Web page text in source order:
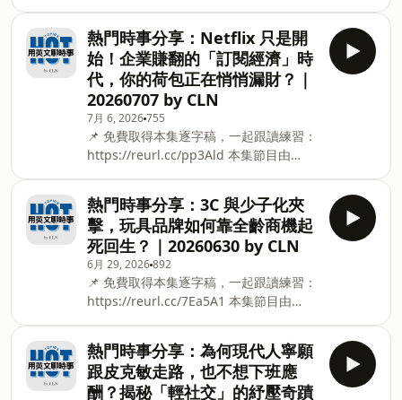
http://www.youtube.com/@hot.englishtopics
製作團隊：Reina Hsu、Lisa Zhang、
Lily Wong、Alice Chen、Joy Yuan、
Derek Tu CLN 英文一對一：https://cl
｜外語服務與培訓領導品牌】製作播出。
用易懂的英文，深入探討最新的熱門時
事、生活趨勢等議題。讓你輕鬆聽懂深度
話題，穩定提升你的英文實力！ 👇 填表單
訂閱 HOT 電子報，每月用簡單的英文，
了解世界趨勢： https://reurl.cc/kp1ear
👇 一邊看逐字稿一邊聽不是難事，我們在
YouTube 和 Spotify 滿足你的需求：
http://www.youtube.com/@hot.englishtopics
製作團隊：Reina Hsu、Lisa Zhang、
Lily Wong、Alice Chen、Joy Yuan、
Derek Tu CLN 英文一對一：http
熱門時事分享：Netflix 只是開
始！企業賺翻的「訂閱經濟」時
代，你的荷包正在悄悄漏財？｜
20260707 by CLN
7月 6, 2026755
📌 免費取得本集逐字稿，一起跟讀練習：
https://reurl.cc/pp3Ald 本集節目由
｜外語服務與培訓領導品牌】製作播出。
用易懂的英文，深入探討最新的熱門時
事、生活趨勢等議題。讓你輕鬆聽懂深度
話題，穩定提升你的英文實力！ 👇 填表單
訂閱 HOT 電子報，每月用簡單的英文，
了解世界趨勢： https://reurl.cc/kp1ear
👇 一邊看逐字稿一邊聽不是難事，我們在
YouTube 和 Spotify 滿足你的需求：
http://www.youtube.com/@hot.englishtopics
製作團隊：Reina Hsu、Lisa Zhang、
Lily Wong、Alice Chen、Joy Yuan、
熱門時事分享：3C 與少子化夾
擊，玩具品牌如何靠全齡商機起
死回生？｜20260630 by CLN
6月 29, 2026892
📌 免費取得本集逐字稿，一起跟讀練習：
https://reurl.cc/7Ea5A1 本集節目由
｜外語服務與培訓領導品牌】製作播出。
用易懂的英文，深入探討最新的熱門時
事、生活趨勢等議題。讓你輕鬆聽懂深度
話題，穩定提升你的英文實力！ 👇 填表單
熱門時事分享：為何現代人寧願
跟皮克敏走路，也不想下班應
酬？揭秘「輕社交」的紓壓奇蹟